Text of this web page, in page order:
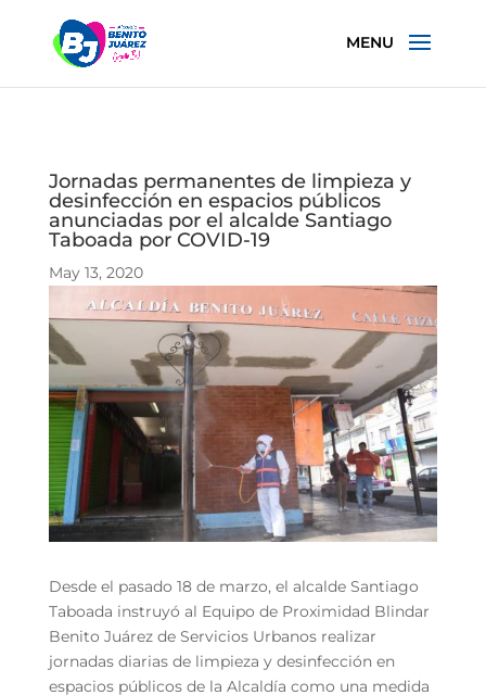
Jornadas permanentes de limpieza y
desinfección en espacios públicos
anunciadas por el alcalde Santiago
Taboada por COVID-19
May 13, 2020
Desde el pasado 18 de marzo, el alcalde Santiago
Taboada instruyó al Equipo de Proximidad Blindar
Benito Juárez de Servicios Urbanos realizar
jornadas diarias de limpieza y desinfección en
espacios públicos de la Alcaldía como una medida